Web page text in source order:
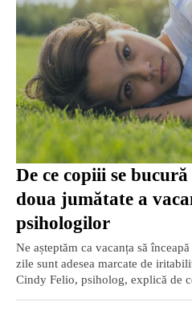
De ce copiii se
doua jumătate a
psihologilor
Ne așteptăm ca vacanța să
zile sunt adesea marcate de
Cindy Felio, psiholog, explică de